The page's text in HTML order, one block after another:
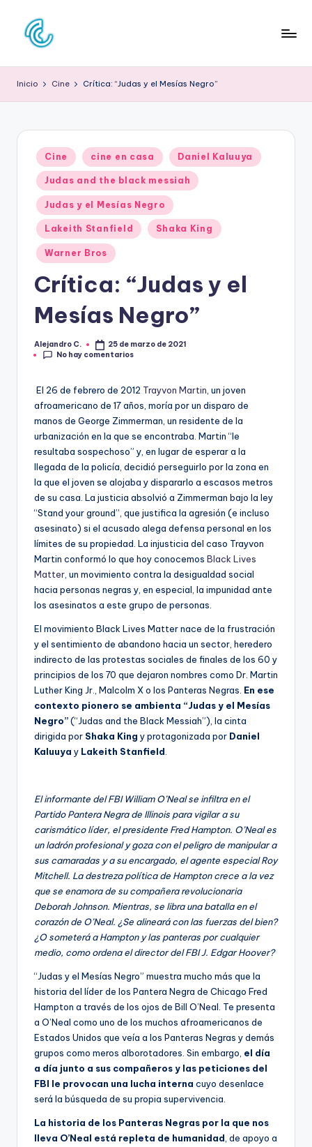
Saltar
O
N
C
D
C
U
R
A
de
Inicio Cine Crítica: “Judas y el Mesías Negro”
Publicado
en
Cine cine en casa Daniel Kaluuya
Judas and the black messiah
Judas y el Mesías Negro
Lakeith Stanfield Shaka King
Warner Bros
Crítica: “Judas y el
Mesías Negro”
Publicado
por
Alejandro C.
25 de marzo de 2021
No hay comentarios
El 26 de febrero de 2012 Trayvon Martin, un joven
afroamericano de 17 años, moría por un disparo de
manos de George Zimmerman, un residente de la
urbanización en la que se encontraba. Martin “le
resultaba sospechoso” y, en lugar de esperar a la
llegada de la policía, decidió perseguirlo por la zona en
la que el joven se alojaba y dispararlo a escasos metros
de su casa. La justicia absolvió a Zimmerman bajo la ley
“Stand your ground”, que justifica la agresión (e incluso
asesinato) si el acusado alega defensa personal en los
límites de su propiedad. La injusticia del caso Trayvon
Martin conformó lo que hoy conocemos Black Lives
Matter, un movimiento contra la desigualdad social
hacia personas negras y, en especial, la impunidad ante
los asesinatos a este grupo de personas.
El movimiento Black Lives Matter nace de la frustración
y el sentimiento de abandono hacia un sector, heredero
indirecto de las protestas sociales de finales de los 60 y
principios de los 70 que dejaron nombres como Dr. Martin
Luther King Jr., Malcolm X o los Panteras Negras. En ese
contexto pionero se ambienta “Judas y el Mesías
Negro”(“Judas and the Black Messiah”), la cinta
dirigida por Shaka King y protagonizada por Daniel
Kaluuya y Lakeith Stanfield.
El informante del FBI William O’Neal se infiltra en el
Partido Pantera Negra de Illinois para vigilar a su
carismático líder, el presidente Fred Hampton. O’Neal es
un ladrón profesional y goza con el peligro de manipular a
sus camaradas y a su encargado, el agente especial Roy
Mitchell. La destreza política de Hampton crece a la vez
que se enamora de su compañera revolucionaria
Deborah Johnson. Mientras, se libra una batalla en el
corazón de O’Neal. ¿Se alineará con las fuerzas del bien?
¿O someterá a Hampton y las panteras por cualquier
medio, como ordena el director del FBI J. Edgar Hoover?
“Judas y el Mesías Negro” muestra mucho más que la
historia del líder de los Pantera Negra de Chicago Fred
Hampton a través de los ojos de Bill O’Neal. Te presenta
a O’Neal como uno de los muchos afroamericanos de
Estados Unidos que veía a los Panteras Negras y demás
grupos como meros alborotadores. Sin embargo, el día
a día junto a sus compañeros y las peticiones del
FBI le provocan una lucha interna cuyo desenlace
será la búsqueda de su propia supervivencia.
La historia de los Panteras Negras por la que nos
lleva O’Neal está repleta de humanidad, de apoyo a